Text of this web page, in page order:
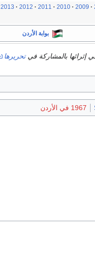
2009
2010
2011
2012
2013
بوابة الأردن
إثرائها بالمشاركة فيتحريرها
1967 في الأردن